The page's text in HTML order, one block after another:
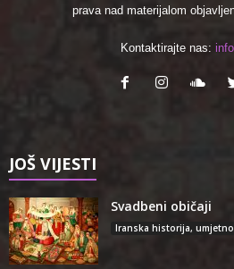
prava nad materijalom
Kontaktirajte nas:
JOŠ VIJESTI
Svadbeni običaji
Iranska historija,